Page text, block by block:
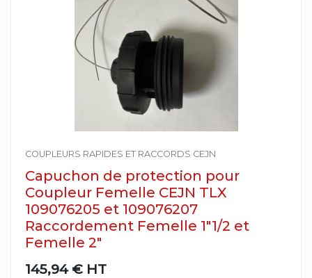
COUPLEURS RAPIDES ET RACCORDS CEJN
Capuchon de protection pour
Coupleur Femelle CEJN TLX
109076205 et 109076207
Raccordement Femelle 1"1/2 et
Femelle 2"
145,94 € HT